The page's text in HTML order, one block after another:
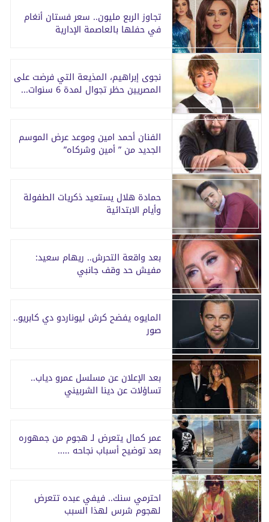
تجاوز الربع مليون.. سعر فستان أنغام
في حفلها بالعاصمة الإدارية
نجوى إبراهيم، المذيعة التي فرضت على
المصريين حظر تجوال لمدة 6 سنوات...
الفنان أحمد امين وموعد عرض الموسم
الجديد من ” أمين وشركاه”
حمادة هلال يستعيد ذكريات الطفولة
وأيام الابتدائية
بعد واقعة التحرش.. ريهام سعيد:
مفيش حد وقف جانبي
المايوه يفضح كرش ليوناردو دي كابريو..
صور
بعد الإعلان عن مسلسل عمرو دياب..
تساؤلات عن دينا الشربيني
عمر كمال يتعرض لـ هجوم من جمهوره
بعد توضيح أسباب نجاحه .....
احترمي سنك.. فيفي عبده تتعرض
لهجوم شرس لهذا السبب